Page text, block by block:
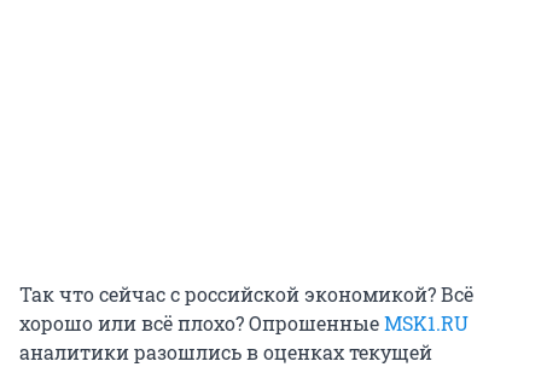
Так что сейчас с российской экономикой? Всё
хорошо или всё плохо? ОпрошенныеMSK1.RU
аналитики разошлись в оценках текущей